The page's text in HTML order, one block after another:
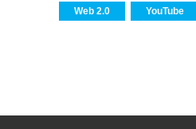
Web 2.0 YouTube